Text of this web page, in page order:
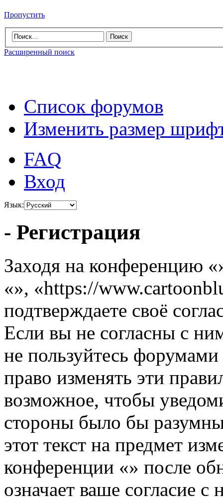
Пропустить
Расширенный поиск
Список форумов
Изменить размер
FAQ
Вход
Язык:
- Регистрация
Заходя на конференцию
«», «https://
подтверждаете своё
Если вы не согласны с
не пользуйтесь
право изменять эти
возможное, чтобы
стороны было бы
этот текст на предмет
конференции «» после
означает ваше согласие с